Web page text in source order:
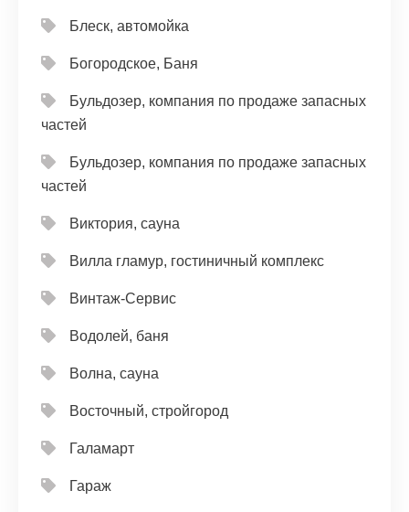
Блеск, автомойка
Богородское, Баня
Бульдозер, компания по продаже запасных
частей
Бульдозер, компания по продаже запасных
частей
Виктория, сауна
Вилла гламур, гостиничный комплекс
Винтаж-Сервис
Водолей, баня
Волна, сауна
Восточный, стройгород
Галамарт
Гараж